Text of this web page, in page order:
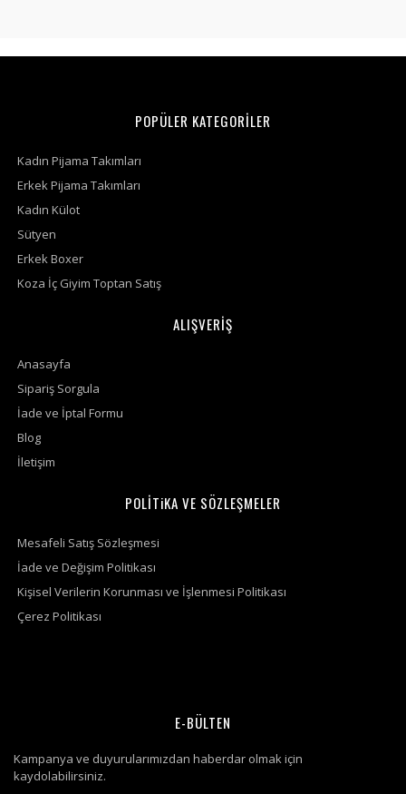
POPÜLER KATEGORİLER
Kadın Pijama Takımları
Erkek Pijama Takımları
Kadın Külot
Sütyen
Erkek Boxer
Koza İç Giyim Toptan Satış
ALIŞVERİŞ
Anasayfa
Sipariş Sorgula
İade ve İptal Formu
Blog
İletişim
POLİTiKA VE SÖZLEŞMELER
Mesafeli Satış Sözleşmesi
İade ve Değişim Politikası
Kişisel Verilerin Korunması ve İşlenmesi Politikası
Çerez Politikası
E-BÜLTEN
Kampanya ve duyurularımızdan haberdar olmak için
kaydolabilirsiniz.